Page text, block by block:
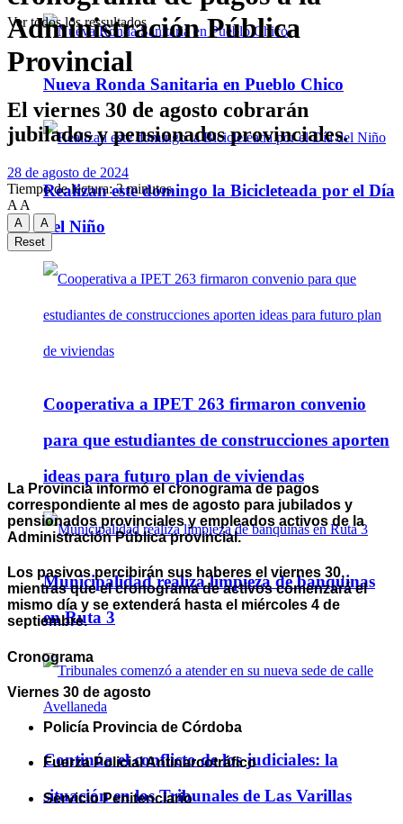
Nueva Ronda Sanitaria en Pueblo Chico
Realizan este domingo la Bicicleteada por el Día
del Niño
Cooperativa a IPET 263 firmaron convenio
para que estudiantes de construcciones aporten
ideas para futuro plan de viviendas
Municipalidad realiza limpieza de banquinas
en Ruta 3
Continúa el conflicto de los judiciales: la
situación en los Tribunales de Las Varillas
Ver todos los ressultados
Administración Pública
Provincial
El viernes 30 de agosto cobrarán
jubilados y pensionados provinciales.
28 de agosto de 2024
Tiempo de lectura: 3 minutos
A A
A
A
Reset
La Provincia informó el cronograma de pagos
correspondiente al mes de agosto para jubilados y
pensionados provinciales y empleados activos de la
Administración Pública provincial.
Los pasivos percibirán sus haberes el viernes 30,
mientras que el cronograma de activos comenzará el
mismo día y se extenderá hasta el miércoles 4 de
septiembre.
Cronograma
Viernes 30 de agosto
Policía Provincia de Córdoba
Fuerza Policial Antinarcotráfico
Servicio Penitenciario